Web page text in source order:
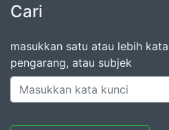
Cari
masukkan satu atau lebih
pengarang, atau subjek